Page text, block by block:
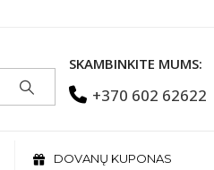
SKAMBINKITE MUMS:
+370 602 62622
DOVANŲ KUPONAS